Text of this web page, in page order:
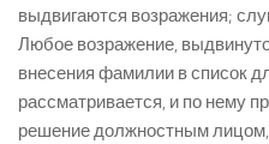
выдвигаются возражения;
Любое возражение,
внесения фамилии в список
рассматривается, и по нему
решение должностным